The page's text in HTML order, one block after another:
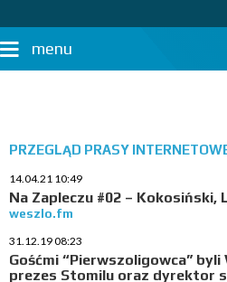
menu
PRZEGLĄD PRASY
14.04.21 10:49
Na Zapleczu #02 – Kokosiński,
weszlo.fm
31.12.19 08:23
Gośćmi “Pierwszoligowca”
prezes Stomilu oraz dyrektor